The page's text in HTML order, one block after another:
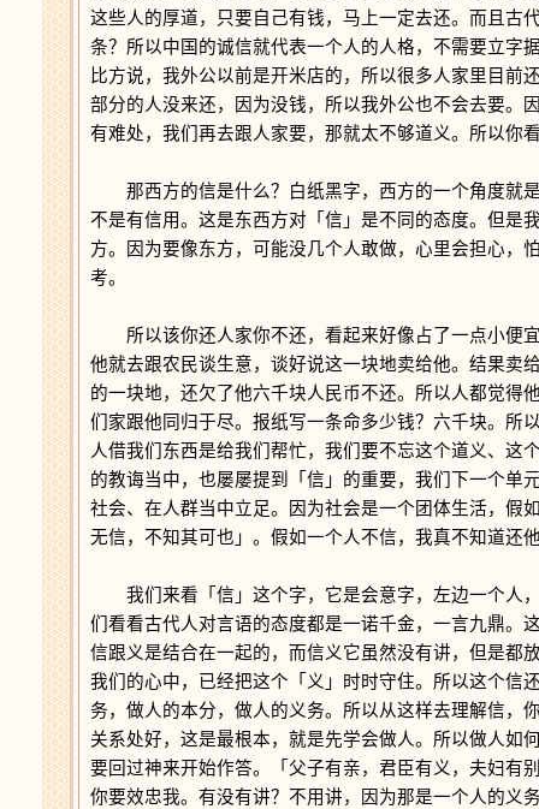
这些人的厚道，只要自己有钱，马上一定去还。而且古
条？所以中国的诚信就代表一个人的人格，不需要立字
比方说，我外公以前是开米店的，所以很多人家里目前
部分的人没来还，因为没钱，所以我外公也不会去要。
有难处，我们再去跟人家要，那就太不够道义。所以你
那西方的信是什么？白纸黑字，西方的一个角度就
不是有信用。这是东西方对「信」是不同的态度。但是
方。因为要像东方，可能没几个人敢做，心里会担心，
考。
所以该你还人家你不还，看起来好像占了一点小便
他就去跟农民谈生意，谈好说这一块地卖给他。结果卖
的一块地，还欠了他六千块人民币不还。所以人都觉得
们家跟他同归于尽。报纸写一条命多少钱？六千块。所
人借我们东西是给我们帮忙，我们要不忘这个道义、这
的教诲当中，也屡屡提到「信」的重要，我们下一个单
社会、在人群当中立足。因为社会是一个团体生活，假
无信，不知其可也」。假如一个人不信，我真不知道还
我们来看「信」这个字，它是会意字，左边一个人
们看看古代人对言语的态度都是一诺千金，一言九鼎。
信跟义是结合在一起的，而信义它虽然没有讲，但是都
我们的心中，已经把这个「义」时时守住。所以这个信
务，做人的本分，做人的义务。所以从这样去理解信，
关系处好，这是最根本，就是先学会做人。所以做人如
要回过神来开始作答。「父子有亲，君臣有义，夫妇有
你要效忠我。有没有讲？不用讲，因为那是一个人的义